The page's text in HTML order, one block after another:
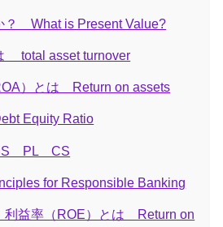
？ What is Present Value?
total asset turnover
）とは Return on assets
Equity Ratio
PL CS
for Responsible Banking
利益率（ROE）とは Return on